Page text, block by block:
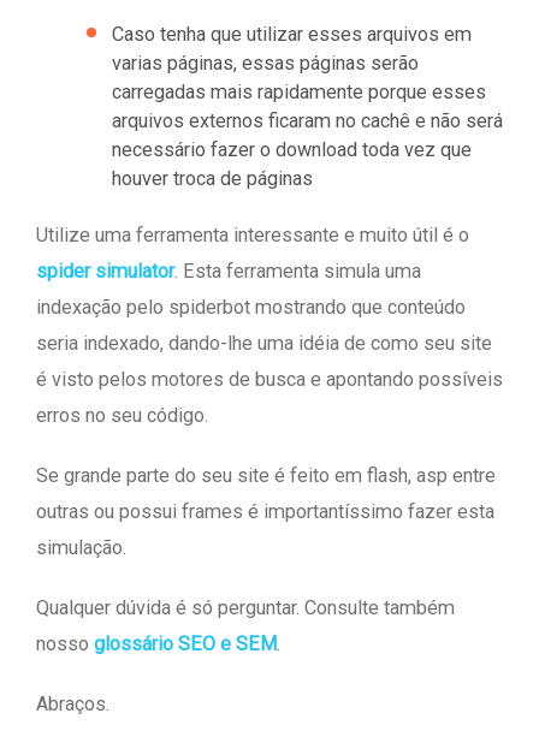
Caso tenha que utilizar esses arquivos em
varias páginas, essas páginas serão
carregadas mais rapidamente porque esses
arquivos externos ficaram no cachê e não será
necessário fazer o download toda vez que
houver troca de páginas
Utilize uma ferramenta interessante e muito útil é o
spider simulator. Esta ferramenta simula uma
indexação pelo spiderbot mostrando que conteúdo
seria indexado, dando-lhe uma idéia de como seu site
é visto pelos motores de busca e apontando possíveis
erros no seu código.
Se grande parte do seu site é feito em flash, asp entre
outras ou possui frames é importantíssimo fazer esta
simulação.
Qualquer dúvida é só perguntar. Consulte também
nosso glossário SEO e SEM.
Abraços.